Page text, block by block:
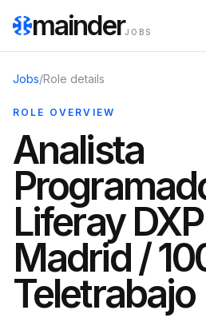
mainderJOBS
Jobs/Role details
ROLE OVERVIEW
Analista
Liferay DXP |
Madrid /
Teletrabajo